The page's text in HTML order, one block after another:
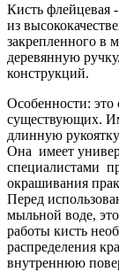
Кисть флейцевая
из
закрепленного в
деревянную
конструкций.
Особенности: это
существующих.
длинную
Она имеет
специалистами
окрашивания
Перед
мыльной воде,
работы кисть
распределения
внутреннюю